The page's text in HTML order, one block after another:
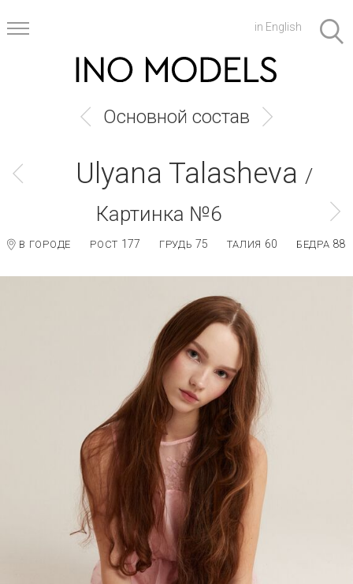
in English
Основной состав
Ulyana Talasheva /
Картинка №6
В ГОРОДЕ РОСТ 177 ГРУДЬ 75 ТАЛИЯ 60 БЕДРА 88